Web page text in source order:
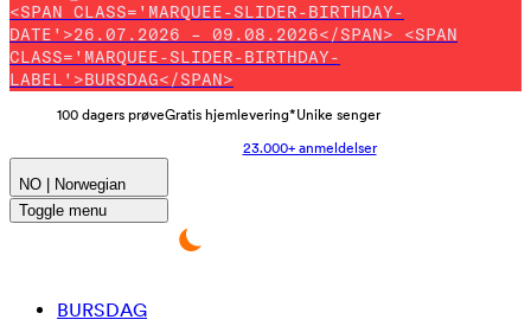
<SPAN CLASS='MARQUEE-SLIDER-BIRTHDAY-
DATE'>26.07.2026 – 09.08.2026</SPAN> <SPAN
CLASS='MARQUEE-SLIDER-BIRTHDAY-
LABEL'>BURSDAG</SPAN>
100 dagers prøveGratis hjemlevering*Unike senger
23.000+ anmeldelser
NO | Norwegian
Toggle menu
BURSDAG